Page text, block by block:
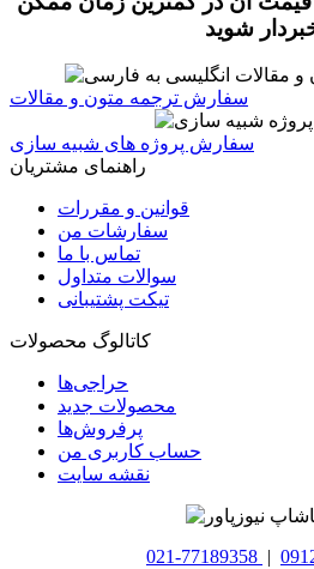
سفارش ترجمه متون و مقالات
سفارش پروژه های شبیه سازی
راهنمای مشتریان
قوانین و مقررات
سفارشات من
تماس با ما
سوالات متداول
تیکت پشتیبانی
کاتالوگ محصولات
حراجی‌ها
محصولات جدید
پرفروش‌ها
حساب کاربری من
نقشه سایت
021-77189358 |